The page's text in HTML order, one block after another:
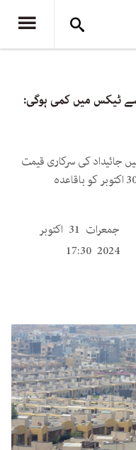
ٹیکس میں کمی ہوگی:
بڑے شہروں میں جائیداد کی سرکاری قیمت
اور مارکیٹ ریٹ میں فرق کم کرنے کے لیے 30 اکتوبر کو باقاعدہ
جمعرات 31 اکتوبر
2024 17:30